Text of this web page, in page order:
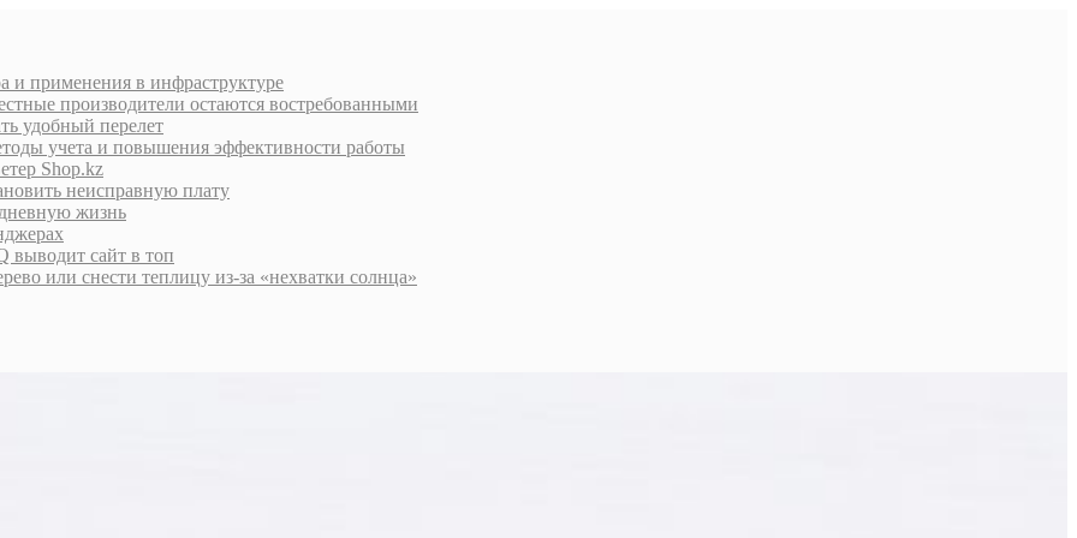
и применения в инфраструктуре
производители остаются востребованными
удобный перелет
учета и повышения эффективности работы
Shop.kz
неисправную плату
жизнь
выводит сайт в топ
или снести теплицу из-за «нехватки солнца»